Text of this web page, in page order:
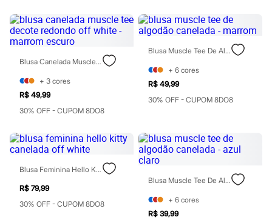
Plus size
Blusas e Camisetas
Calças
Casacos e Jaquetas
Jeans
Moda esportiva
Shorts e Saias
Vestidos
Masculino
Em alta
Inverno
Novidades
Roupas
Bermudas
Calças
Camisetas e Regatas
Casacos e Jaquetas
Blusa Canelada Muscle Tee Decote Redondo Off White - Marrom Escuro
+ 3 cores
R$ 49,99
30% OFF - CUPOM 8DO8
Blusa Muscle Tee De Algodão Canelada - Marrom
+ 6 cores
R$ 49,99
30% OFF - CUPOM 8DO8
Blusa Feminina Hello Kitty Canelada Off White
R$ 79,99
30% OFF - CUPOM 8DO8
Blusa Muscle Tee De Algodão Canelada - Azul Claro
+ 6 cores
R$ 39,99